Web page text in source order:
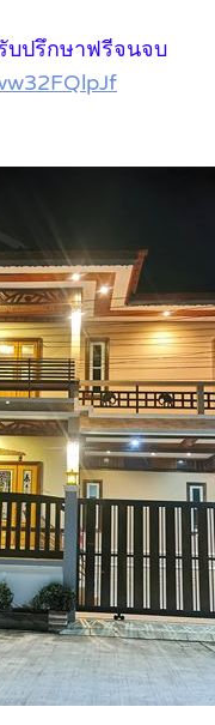
บปรึกษาฟรีจนจบ